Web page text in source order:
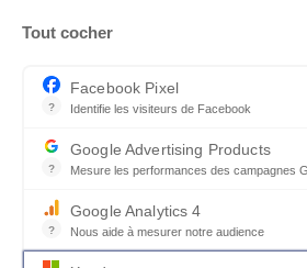
Tout cocher
?
Facebook Pixel
Identifie les visiteurs de Facebook
?
Google Advertising Products
Mesure les performances des campagnes
?
Google Analytics 4
Nous aide à mesurer notre audience
Essentiel pour la gestion du site
SERVICES ET PARTENAIRES
CONSEILS
CGV & POLICY